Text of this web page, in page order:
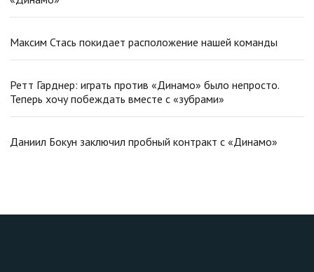
Максим Стась покидает расположение нашей команды
Ретт Гарднер: играть против «Динамо» было непросто.
Теперь хочу побеждать вместе с «зубрами»
Даниил Бокун заключил пробный контракт с «Динамо»